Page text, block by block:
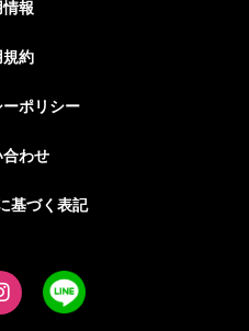
報
約
ポリシー
わせ
基づく表記